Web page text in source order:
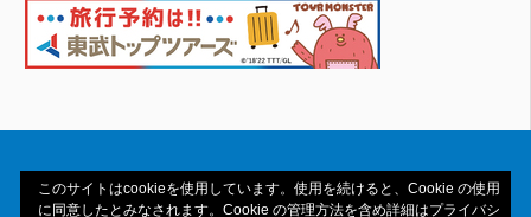
このサイトはcookieを使用しています。使用を続けると、Cookie の使用
に同意したとみなされます。Cookie の管理方法を含め詳細はプライバシ